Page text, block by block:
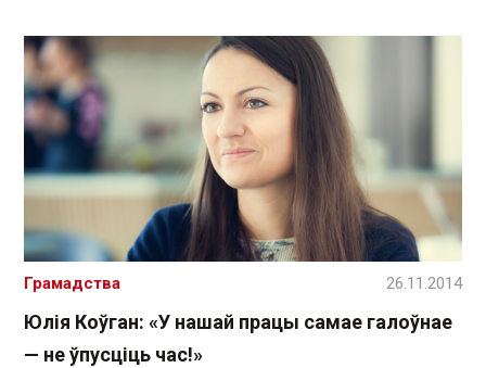
Юлія Коўган: «У нашай працы самае галоўнае
— не ўпусціць час!»
Грамадства 26.11.2014